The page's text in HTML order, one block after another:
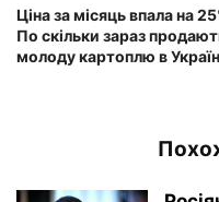
Ціна за місяць впала на
По скільки зараз
молоду картоплю в